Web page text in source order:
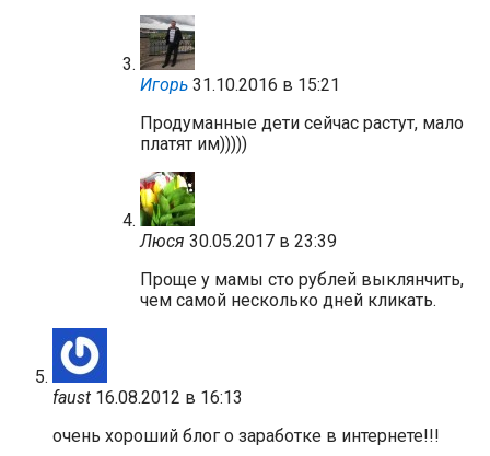
Игорь 31.10.2016 в 15:21
Продуманные дети сейчас растут, мало
платят им)))))
Люся 30.05.2017 в 23:39
Проще у мамы сто рублей выклянчить,
чем самой несколько дней кликать.
faust 16.08.2012 в 16:13
очень хороший блог о заработке в интернете!!!